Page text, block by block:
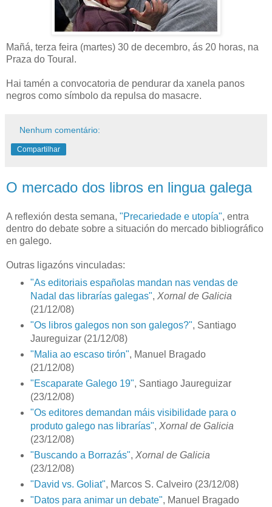
Mañá, terza feira (martes) 30 de decembro, ás 20 horas, na
Praza do Toural.
Hai tamén a convocatoria de pendurar da xanela panos
negros como símbolo da repulsa do masacre.
Nenhum comentário:
Compartilhar
O mercado dos libros en lingua galega
A reflexión desta semana, "Precariedade e utopía", entra
dentro do debate sobre a situación do mercado bibliográfico
en galego.
Outras ligazóns vinculadas:
"As editoriais españolas mandan nas vendas de
Nadal das librarías galegas", Xornal de Galicia
(21/12/08)
"Os libros galegos non son galegos?", Santiago
Jaureguizar (21/12/08)
"Malia ao escaso tirón", Manuel Bragado
(21/12/08)
"Escaparate Galego 19", Santiago Jaureguizar
(23/12/08)
"Os editores demandan máis visibilidade para o
produto galego nas librarías", Xornal de Galicia
(23/12/08)
"Buscando a Borrazás", Xornal de Galicia
(23/12/08)
"David vs. Goliat", Marcos S. Calveiro (23/12/08)
"Datos para animar un debate", Manuel Bragado